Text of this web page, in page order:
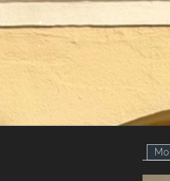
.
.